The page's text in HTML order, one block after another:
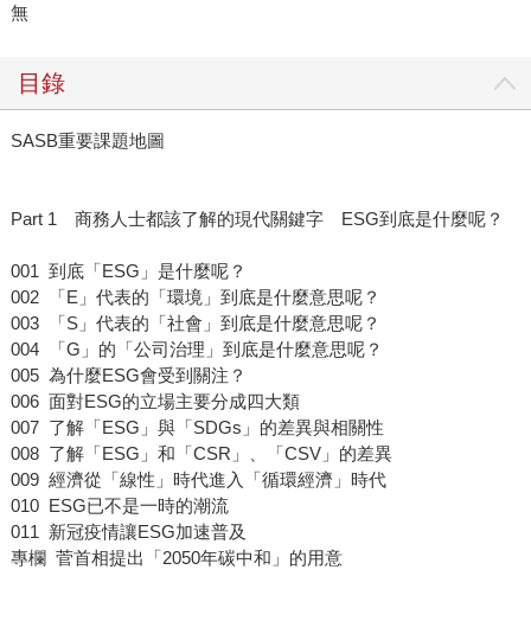
無
目錄
SASB重要課題地圖
Part 1 商務人士都該了解的現代關鍵字 ESG到底是什麼呢？
001 到底「ESG」是什麼呢？
002 「E」代表的「環境」到底是什麼意思呢？
003 「S」代表的「社會」到底是什麼意思呢？
004 「G」的「公司治理」到底是什麼意思呢？
005 為什麼ESG會受到關注？
006 面對ESG的立場主要分成四大類
007 了解「ESG」與「SDGs」的差異與相關性
008 了解「ESG」和「CSR」、「CSV」的差異
009 經濟從「線性」時代進入「循環經濟」時代
010 ESG已不是一時的潮流
011 新冠疫情讓ESG加速普及
專欄 菅首相提出「2050年碳中和」的用意